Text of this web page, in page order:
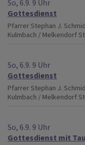
So, 6.9. 9 Uhr
Gottesdienst
Pfarrer Stephan J.
Kulmbach / Melkendorf
So, 6.9. 9 Uhr
Gottesdienst
Pfarrer Stephan J.
Kulmbach / Melkendorf
So, 6.9. 9 Uhr
Gottesdienst mit